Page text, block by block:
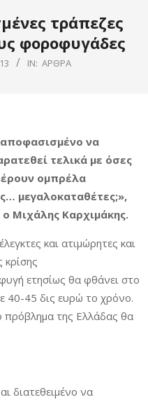
τράπεζες
φοροφυγάδες
IN: ΆΡΘΡΑ
αποφασισμένο να
τελικά με όσες
ομπρέλα
μεγαλοκαταθέτες;»,
Μιχάλης Καρχιμάκης.
και ατιμώρητες και
κρίσης
ετησίως θα φθάνει στο
40-45 δις ευρώ το χρόνο.
πρόβλημα της Ελλάδας θα
διατεθειμένο να